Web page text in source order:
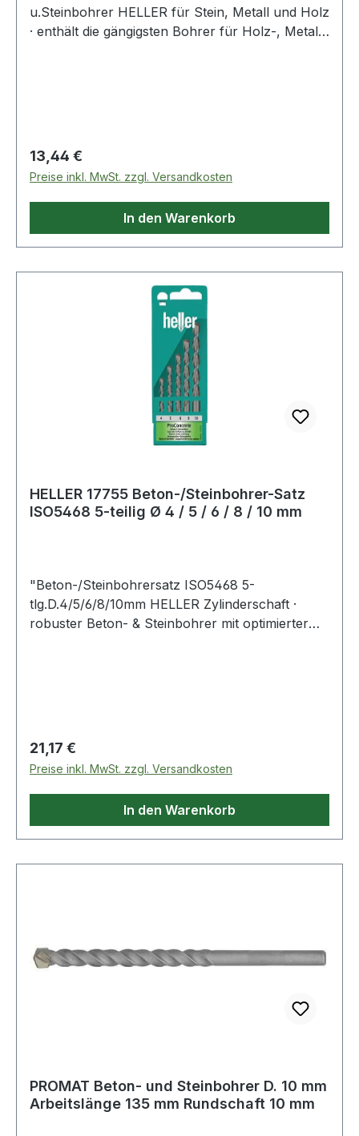
u.Steinbohrer HELLER für Stein, Metall und Holz
· enthält die gängigsten Bohrer für Holz-, Metall-
Regulärer Preis:
13,44 €
Preise inkl. MwSt. zzgl. Versandkosten
In den Warenkorb
HELLER 17755 Beton-/Steinbohrer-Satz
ISO5468 5-teilig Ø 4 / 5 / 6 / 8 / 10 mm
"Beton-/Steinbohrersatz ISO5468 5-
tlg.D.4/5/6/8/10mm HELLER Zylinderschaft ·
robuster Beton- & Steinbohrer mit optimierter
Anwendungsbereiche: Beton, Mauerwerk,
Kalksandstein, Stein"
Regulärer Preis:
21,17 €
Preise inkl. MwSt. zzgl. Versandkosten
In den Warenkorb
PROMAT Beton- und Steinbohrer D. 10 mm
Arbeitslänge 135 mm Rundschaft 10 mm